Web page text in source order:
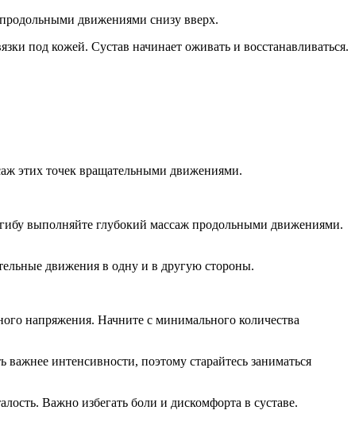
продольными движениями снизу вверх.
под кожей. Сустав начинает оживать и восстанавливаться.
этих точек вращательными движениями.
выполняйте глубокий массаж продольными движениями.
движения в одну и в другую стороны.
напряжения. Начните с минимального количества
интенсивности, поэтому старайтесь заниматься
Важно избегать боли и дискомфорта в суставе.